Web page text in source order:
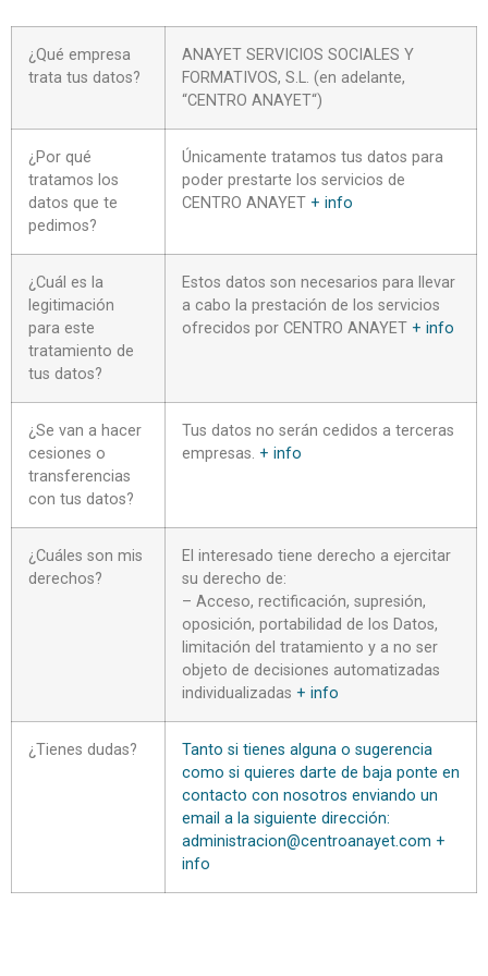
¿Qué empresa
trata tus datos?
ANAYET SERVICIOS SOCIALES Y
FORMATIVOS, S.L. (en adelante,
“CENTRO ANAYET“)
¿Por qué
tratamos los
datos que te
pedimos?
Únicamente tratamos tus datos para
poder prestarte los servicios de
CENTRO ANAYET + info
¿Cuál es la
legitimación
para este
tratamiento de
tus datos?
Estos datos son necesarios para llevar
a cabo la prestación de los servicios
ofrecidos por CENTRO ANAYET + info
¿Se van a hacer
cesiones o
transferencias
con tus datos?
Tus datos no serán cedidos a terceras
empresas. + info
¿Cuáles son mis
derechos?
El interesado tiene derecho a ejercitar
su derecho de:
– Acceso, rectificación, supresión,
oposición, portabilidad de los Datos,
limitación del tratamiento y a no ser
objeto de decisiones automatizadas
individualizadas + info
¿Tienes dudas?
Tanto si tienes alguna o sugerencia
como si quieres darte de baja ponte en
contacto con nosotros enviando un
email a la siguiente dirección:
administracion@centroanayet.com +
info